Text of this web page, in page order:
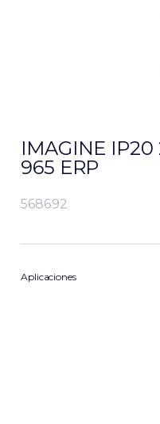
IMAGINE IP20
965 ERP
568692
Aplicaciones